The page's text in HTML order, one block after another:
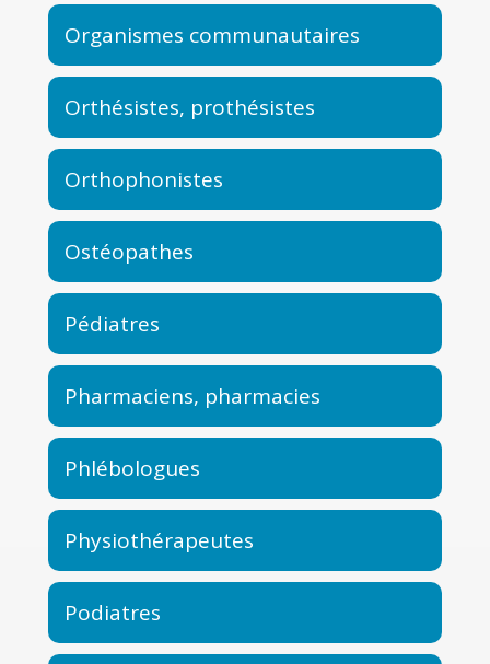
Organismes communautaires
Orthésistes, prothésistes
Orthophonistes
Ostéopathes
Pédiatres
Pharmaciens, pharmacies
Phlébologues
Physiothérapeutes
Podiatres